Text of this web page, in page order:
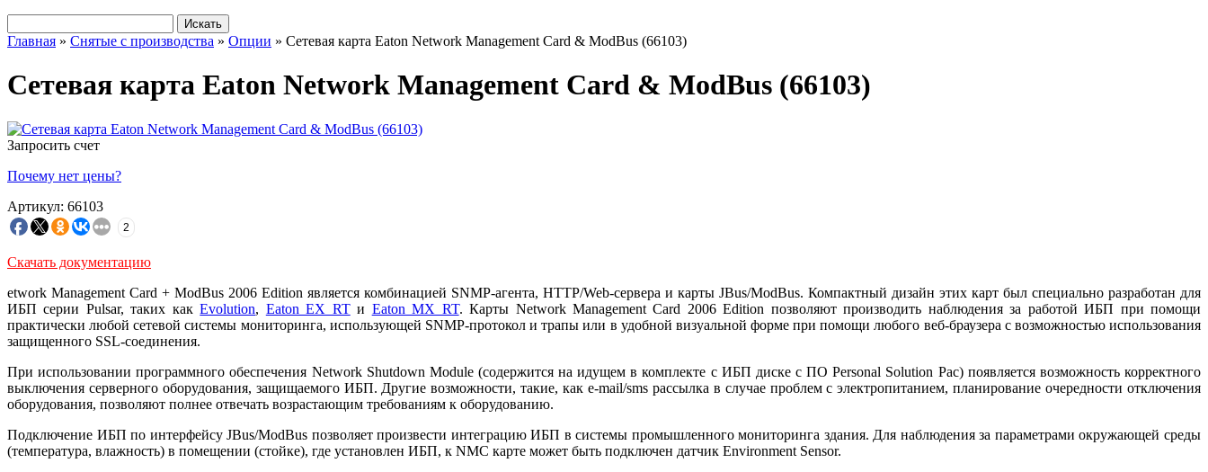
Искать
Главная » Снятые с производства » Опции » Сетевая карта Eaton Network Management Card & ModBus (66103)
Сетевая карта Eaton Network Management Card & ModBus (66103)
Запросить счет
Почему нет цены?
Артикул: 66103
2
Скачать документацию
etwork Management Card + ModBus 2006 Edition является комбинацией SNMP-агента, HTTP/Web-сервера и карты JBus/ModBus. Компактный дизайн этих карт был специально разработан для
ИБП серии Pulsar, таких какEvolution, Eaton EX RTи Eaton MX RT. Карты Network Management Card 2006 Edition позволяют производить наблюдения за работой ИБП при помощи
практически любой сетевой системы мониторинга, использующей SNMP-протокол и трапы или в удобной визуальной форме при помощи любого веб-браузера с возможностью использования
защищенного SSL-соединения.
При использовании программного обеспечения Network Shutdown Module (содержится на идущем в комплекте с ИБП диске с ПО Personal Solution Pac) появляется возможность корректного
выключения серверного оборудования, защищаемого ИБП. Другие возможности, такие, как e-mail/sms рассылка в случае проблем с электропитанием, планирование очередности отключения
оборудования, позволяют полнее отвечать возрастающим требованиям к оборудованию.
Подключение ИБП по интерфейсу JBus/ModBus позволяет произвести интеграцию ИБП в системы промышленного мониторинга здания. Для наблюдения за параметрами окружающей среды
(температура, влажность) в помещении (стойке), где установлен ИБП, к NMC карте может быть подключен датчик Environment Sensor.